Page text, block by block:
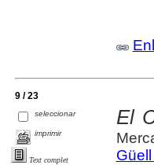
9 / 23
seleccionar
imprimir
Text complet
El